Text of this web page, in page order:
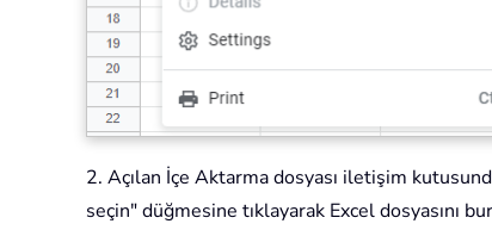
2. Açılan İçe Aktarma dosyası iletişim
seçin" düğmesine tıklayarak Excel dosyasını